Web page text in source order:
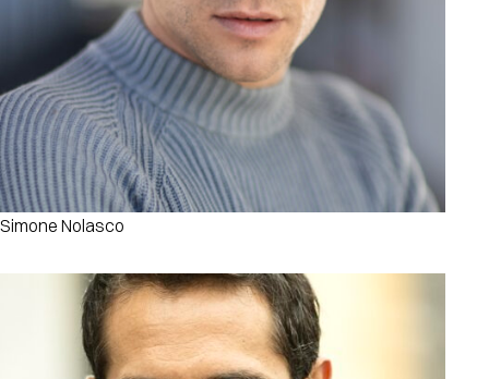
Simone Nolasco